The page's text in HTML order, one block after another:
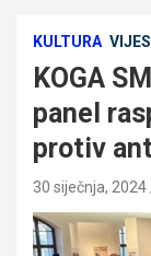
KULTURA
KOGA
panel
protiv
30 siječnja, 2024